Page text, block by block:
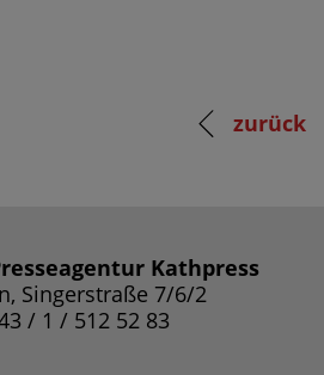
zurück
Kathpress
Singerstraße 7/6/2
/ 1 / 512 52 83